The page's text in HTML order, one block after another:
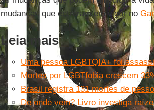
mudanças que entraram em vigor no
Leia mais
Uma pessoa LGBTQIA+ foi
Mortes por LGBTfobia crescem
Brasil registra 131 mortes de
De onde vem? Livro investiga